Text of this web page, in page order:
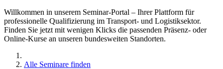
Willkommen in unserem Seminar-Portal – Ihrer Plattform für
professionelle Qualifizierung im Transport- und Logistiksektor.
Finden Sie jetzt mit wenigen Klicks die passenden Präsenz- oder
Online-Kurse an unseren bundesweiten Standorten.
Alle Seminare finden